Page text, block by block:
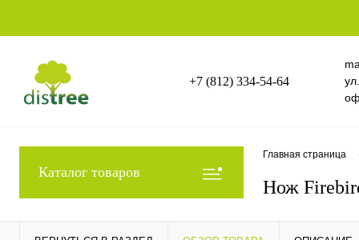
+7 (812) 334-54-64
Каталог товаров
Главная страница
Нож